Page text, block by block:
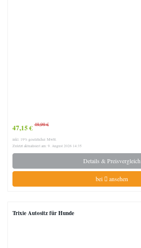
47,15 € 49,99 €
inkl. 19% gesetzlicher MwSt.
Zuletzt aktualisiert am: 9. August 2026 14:35
Details & Preisvergleich
bei ansehen
Trixie Autositz für Hunde